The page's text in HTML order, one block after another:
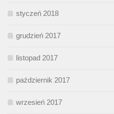
styczeń 2018
grudzień 2017
listopad 2017
październik 2017
wrzesień 2017